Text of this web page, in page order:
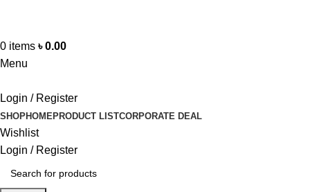
0 items ৳0.00
Menu
Login / Register
SHOPHOMEPRODUCT LISTCORPORATE DEAL
Wishlist
Login / Register